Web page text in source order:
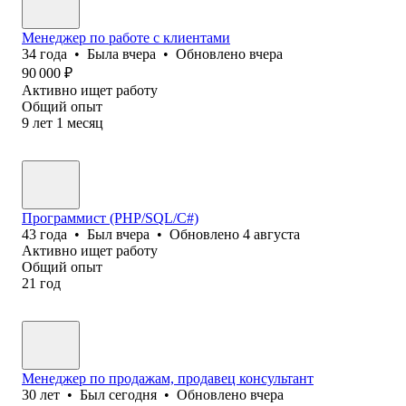
Менеджер по работе с клиентами
34 года • Была вчера • Обновлено вчера
90 000 ₽
Активно ищет работу
Общий опыт
9 лет 1 месяц
Программист (PHP/SQL/C#)
43 года • Был вчера • Обновлено 4 августа
Активно ищет работу
Общий опыт
21 год
Менеджер по продажам, продавец консультант
30 лет • Был сегодня • Обновлено вчера